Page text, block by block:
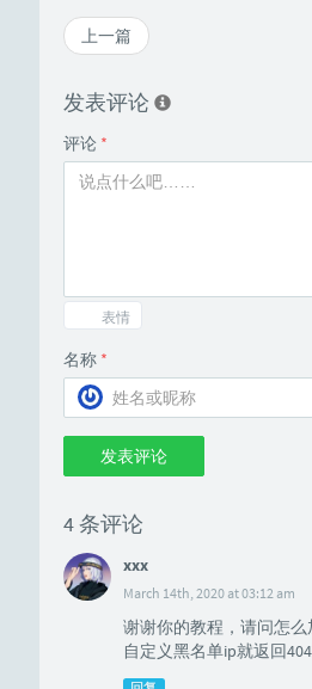
上一篇
发表评论
评论 *
表情
名称 *
发表评论
4 条评论
xxx
March 14th, 2020 at 03:12 am
谢谢你的教程，请问怎
自定义黑名单ip就返回